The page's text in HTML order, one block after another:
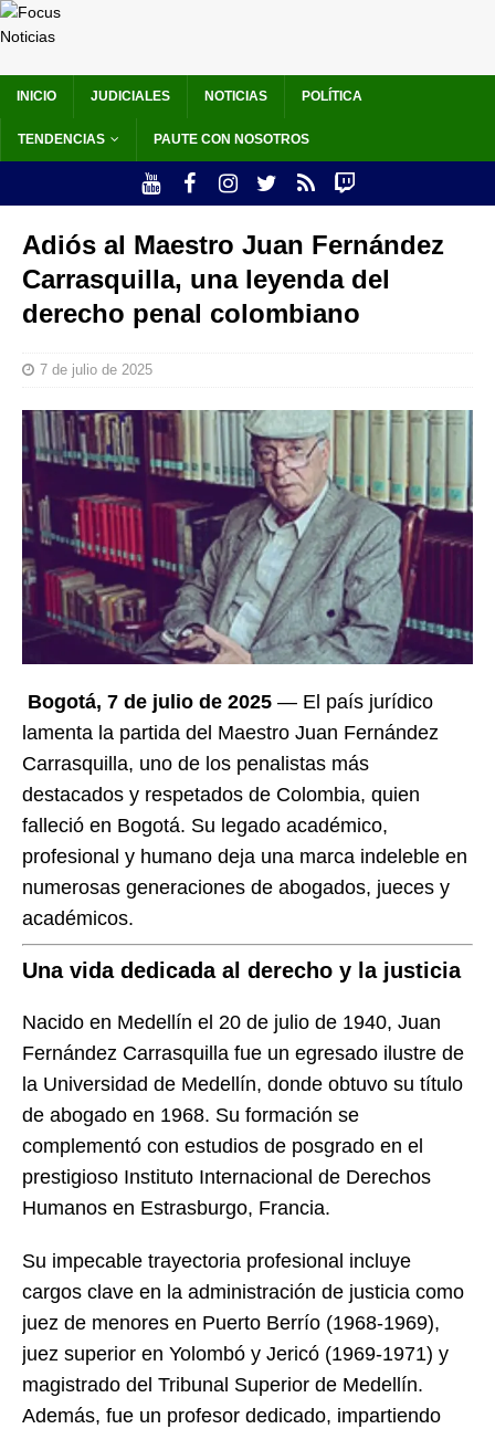
INICIO JUDICIALES NOTICIAS POLÍTICA
TENDENCIAS PAUTE CON NOSOTROS
Adiós al Maestro Juan Fernández
Carrasquilla, una leyenda del
derecho penal colombiano
7 de julio de 2025
Bogotá, 7 de julio de 2025 — El país jurídico
lamenta la partida del Maestro Juan Fernández
Carrasquilla, uno de los penalistas más
destacados y respetados de Colombia, quien
falleció en Bogotá. Su legado académico,
profesional y humano deja una marca indeleble en
numerosas generaciones de abogados, jueces y
académicos.
Una vida dedicada al derecho y la justicia
Nacido en Medellín el 20 de julio de 1940, Juan
Fernández Carrasquilla fue un egresado ilustre de
la Universidad de Medellín, donde obtuvo su título
de abogado en 1968. Su formación se
complementó con estudios de posgrado en el
prestigioso Instituto Internacional de Derechos
Humanos en Estrasburgo, Francia.
Su impecable trayectoria profesional incluye
cargos clave en la administración de justicia como
juez de menores en Puerto Berrío (1968-1969),
juez superior en Yolombó y Jericó (1969-1971) y
magistrado del Tribunal Superior de Medellín.
Además, fue un profesor dedicado, impartiendo